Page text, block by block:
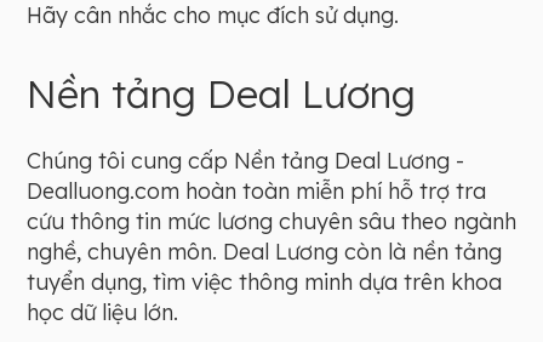
Hãy cân nhắc cho mục đích sử dụng.
Nền tảng Deal Lương
Chúng tôi cung cấp Nền tảng Deal Lương -
Dealluong.com hoàn toàn miễn phí hỗ trợ tra
cứu thông tin mức lương chuyên sâu theo ngành
nghề, chuyên môn. Deal Lương còn là nền tảng
tuyển dụng, tìm việc thông minh dựa trên khoa
học dữ liệu lớn.